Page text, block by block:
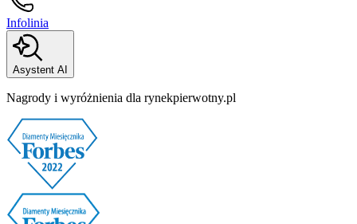
Infolinia
Asystent AI
Nagrody i wyróżnienia dla rynekpierwotny.pl